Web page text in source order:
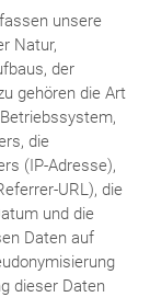
unsere
Natur,
der
gehören die Art
die
(IP-Adresse),
URL), die
und die
Daten auf
dieser Daten